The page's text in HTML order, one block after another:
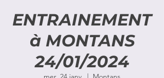
ENTRAINEMENT
à MONTANS
24/01/2024